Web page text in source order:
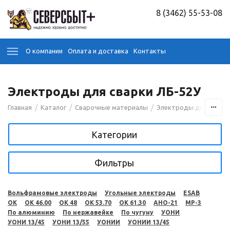
8 (3462) 55-53-08
О компании Оплата и доставка Контакты
Электроды для сварки ЛБ-52У
Главная / Каталог / Сварочные материалы / Электроды для сварки
Категории
Фильтры
Вольфрамовые электроды Угольные электроды
ESAB
OK
OK 46.00 OK 48 OK 53.70 OK 61.30 АНО-21
МР-3
По алюминию
По нержавейке По чугуну
УОНИ
УОНИ 13/45
УОНИ 13/55 УОНИИ
УОНИИ 13/45